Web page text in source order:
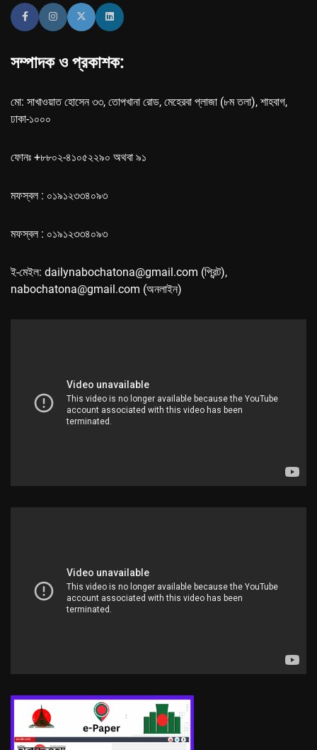
সম্পাদক ও প্রকাশক:
মো: সাখাওয়াত হোসেন ৩৩, তোপখানা রোড, মেহেরবা প্লাজা (৮ম তলা), শাহবাগ,
ঢাকা-১০০০
ফোনঃ +৮৮০২-৪১০৫২২৯০ অথবা ৯১
মফস্বল : ০১৯১২৩৩৪০৯৩
মফস্বল : ০১৯১২৩৩৪০৯৩
ই-মেইল: dailynabochatona@gmail.com (প্রিন্ট),
nabochatona@gmail.com (অনলাইন)